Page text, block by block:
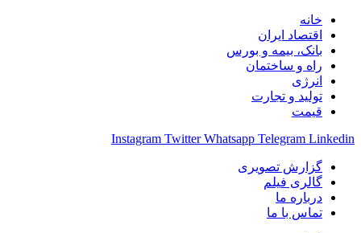
خانه
اقتصاد ایران
بانک، بیمه و بورس
راه و ساختمان
انرژی
تولید و تجارت
قیمت
Instagram Twitter Whatsapp Telegram Linkedin
گزارش تصویری
گالری فیلم
درباره ما
تماس با ما